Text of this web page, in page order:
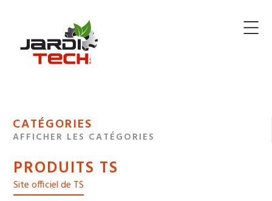
Jarditech
MENU
DE
DES
CATÉGORIES
AFFICHER LES CATÉGORIES
PRODUITS TS
Site officiel de TS